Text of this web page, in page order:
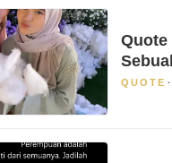
Quote
QUOTE